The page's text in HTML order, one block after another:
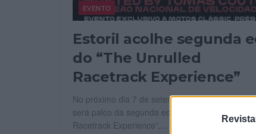
EVENTO
Estoril acolhe segunda
do “The Unrulled
Racetrack Experience”
No próximo dia 7 de setembro, o Circuito do
será palco da segunda edição do "The Unrulled
Racetrack Experience",...